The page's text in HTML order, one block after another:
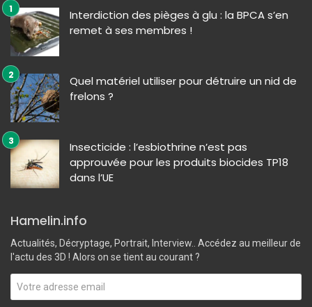
Interdiction des pièges à glu : la BPCA s’en
remet à ses membres !
Quel matériel utiliser pour détruire un nid de
frelons ?
Insecticide : l’esbiothrine n’est pas
approuvée pour les produits biocides TP18
dans l’UE
Hamelin.info
Actualités, Décryptage, Portrait, Interview.. Accédez au meilleur de
l'actu des 3D ! Alors on se tient au courant ?